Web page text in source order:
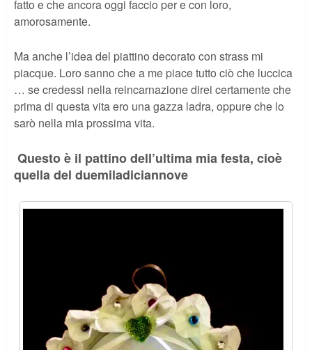
fatto e che ancora oggi faccio per e con loro,
amorosamente.
Ma anche l’idea del piattino decorato con strass mi
piacque. Loro sanno che a me piace tutto ciò che luccica
… se credessi nella reincarnazione direi certamente che
prima di questa vita ero una gazza ladra, oppure che lo
sarò nella mia prossima vita.
Questo è il pattino dell’ultima mia festa, cioè
quella del duemiladiciannove